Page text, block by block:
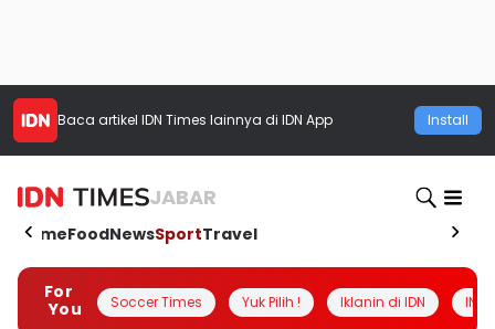
Baca artikel IDN Times lainnya di IDN App Install
JABAR
HomeFoodNewsSportTravel
For
You
Soccer Times Yuk Pilih ! Iklanin di IDN